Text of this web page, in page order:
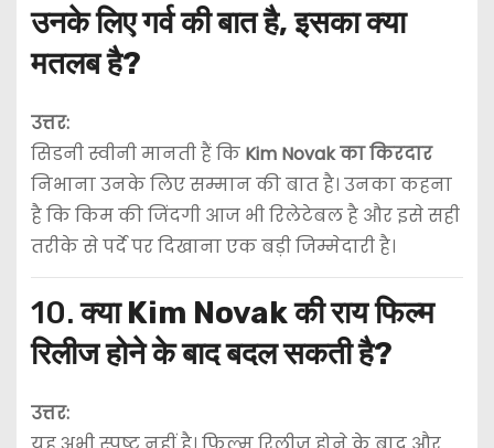
उनके लिए गर्व की बात है, इसका क्या
मतलब है?
उत्तर:
सिडनी स्वीनी मानती हैं कि Kim Novak का किरदार
निभाना उनके लिए सम्मान की बात है। उनका कहना
है कि किम की जिंदगी आज भी रिलेटेबल है और इसे सही
तरीके से पर्दे पर दिखाना एक बड़ी जिम्मेदारी है।
10.क्या Kim Novak की राय फिल्म
रिलीज होने के बाद बदल सकती है?
उत्तर: